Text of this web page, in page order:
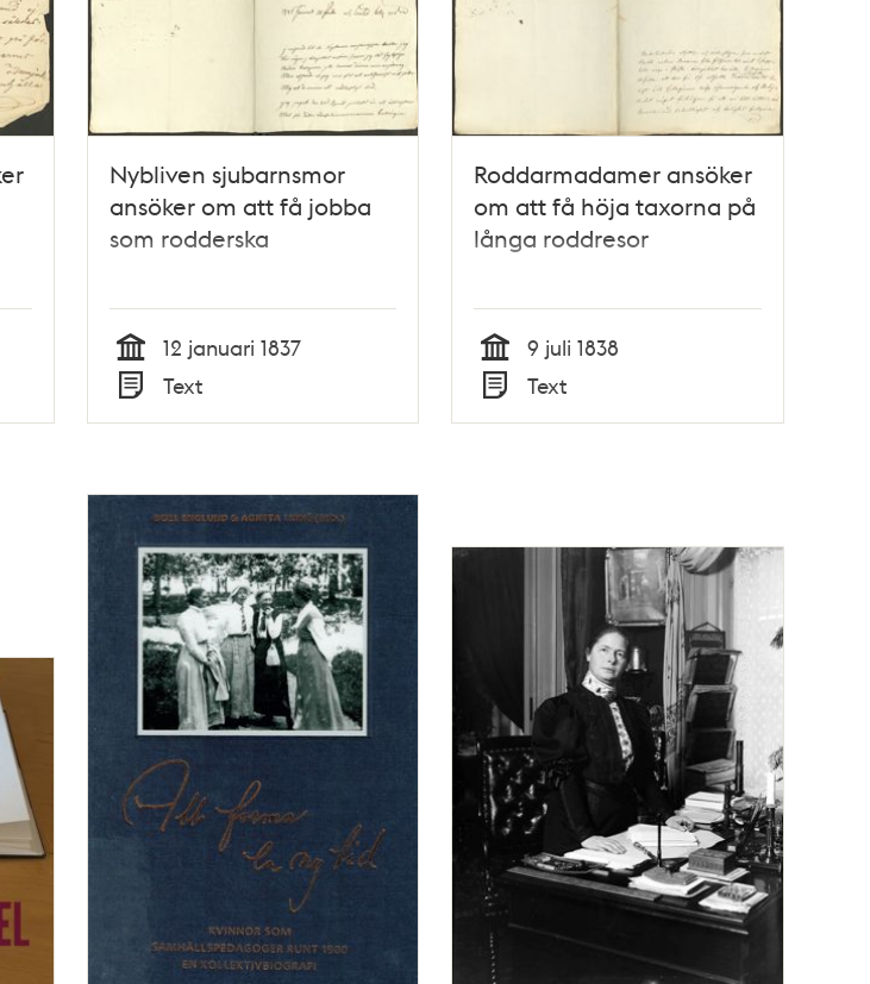
Nybliven sjubarnsmor
ansöker om att få jobba
som rodderska
Tid
12 januari 1837
Typ
Text
Roddarmadamer ansöker
om att få höja taxorna på
långa roddresor
Tid
9 juli 1838
Typ
Text